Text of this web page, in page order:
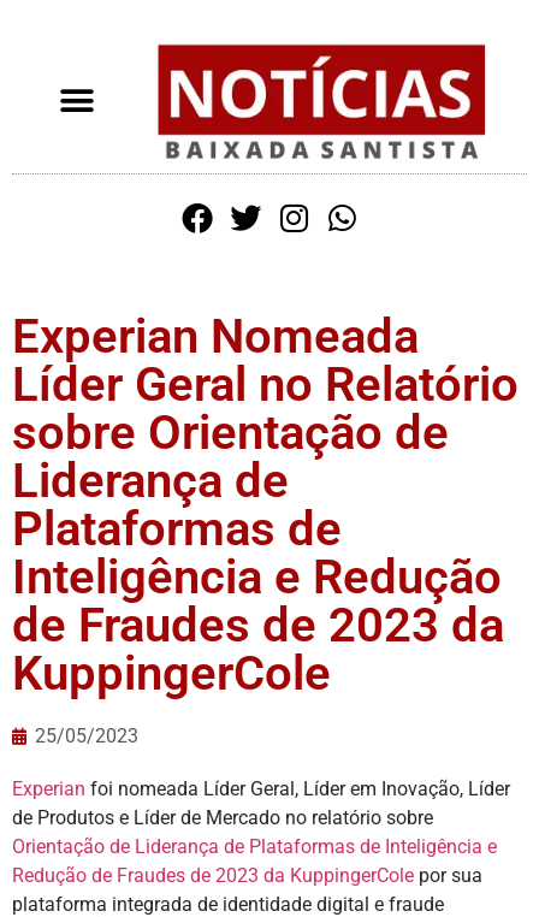
Experian Nomeada
Líder Geral no Relatório
sobre Orientação de
Liderança de
Plataformas de
Inteligência e Redução
de Fraudes de 2023 da
KuppingerCole
25/05/2023
Experian foi nomeada Líder Geral, Líder em Inovação, Líder
de Produtos e Líder de Mercado no relatório sobre
Orientação de Liderança de Plataformas de Inteligência e
Redução de Fraudes de 2023 da KuppingerCole por sua
plataforma integrada de identidade digital e fraude